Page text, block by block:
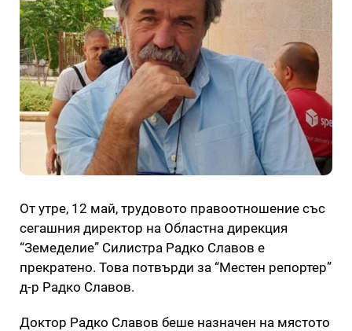
От утре, 12 май, трудовото правоотношение със
сегашния директор на Областна дирекция
“Земеделие” Силистра Радко Славов е
прекратено. Това потвърди за “Местен репортер”
д-р Радко Славов.
Доктор Радко Славов беше назначен на мястото